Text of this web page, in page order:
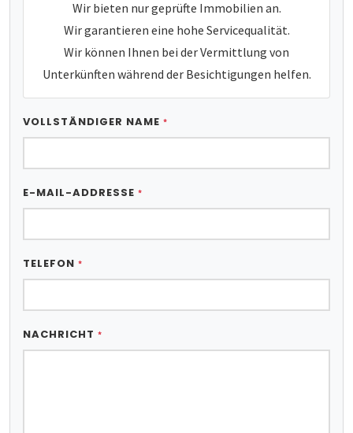
Wir bieten nur geprüfte Immobilien an.
Wir garantieren eine hohe Servicequalität.
Wir können Ihnen bei der Vermittlung von
Unterkünften während der Besichtigungen helfen.
VOLLSTÄNDIGER NAME *
E-MAIL-ADDRESSE *
TELEFON *
NACHRICHT *